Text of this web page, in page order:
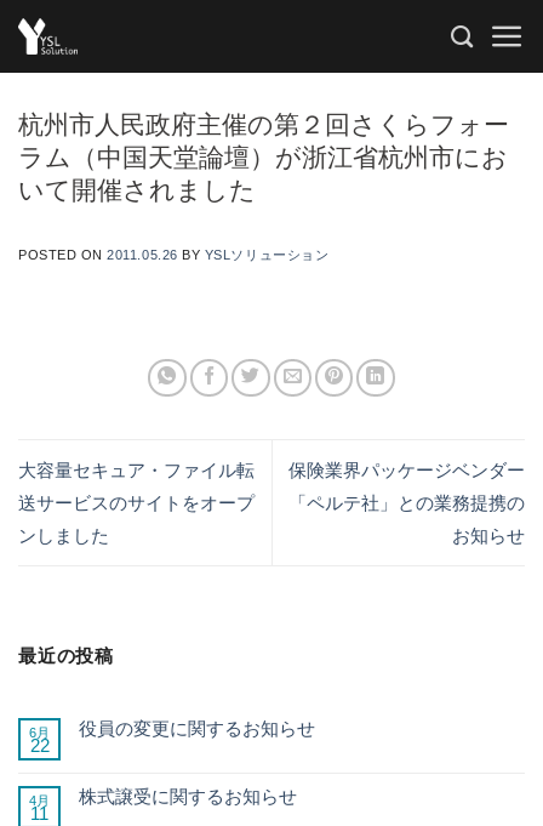
Skip
杭州市人民政府主催の第２回さくらフォー
ラム（中国天堂論壇）が浙江省杭州市にお
いて開催されました
POSTED ON2011.05.26 BY YSLソリューション
大容量セキュア・ファイル転
送サービスのサイトをオープ
ンしました
保険業界パッケージベンダー
「ペルテ社」との業務提携の
お知らせ
最近の投稿
22
6月 役員の変更に関するお知らせ
11
4月 株式譲受に関するお知らせ